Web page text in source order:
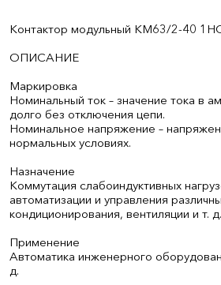
Контактор модульный КМ63/2-40
ОПИСАНИЕ
Маркировка
Номинальный ток – значение тока в
долго без отключения цепи.
Номинальное напряжение –
нормальных условиях.
Назначение
Коммутация слабоиндуктивных
автоматизации и управления
кондиционирования, вентиляции и т. д.
Применение
Автоматика инженерного
д.